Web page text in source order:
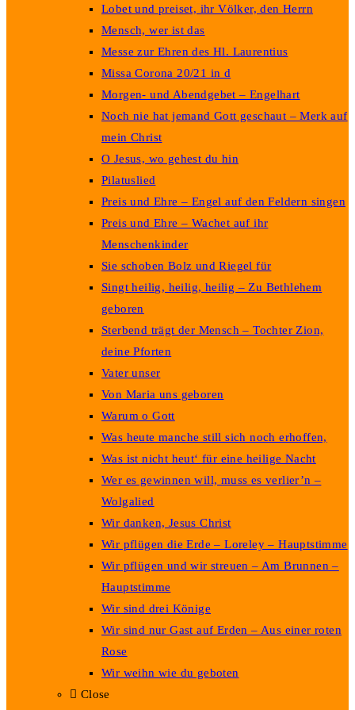
Lobet und preiset, ihr Völker, den Herrn
Mensch, wer ist das
Messe zur Ehren des Hl. Laurentius
Missa Corona 20/21 in d
Morgen- und Abendgebet – Engelhart
Noch nie hat jemand Gott geschaut – Merk auf
mein Christ
O Jesus, wo gehest du hin
Pilatuslied
Preis und Ehre – Engel auf den Feldern singen
Preis und Ehre – Wachet auf ihr
Menschenkinder
Sie schoben Bolz und Riegel für
Singt heilig, heilig, heilig – Zu Bethlehem
geboren
Sterbend trägt der Mensch – Tochter Zion,
deine Pforten
Vater unser
Von Maria uns geboren
Warum o Gott
Was heute manche still sich noch erhoffen,
Was ist nicht heut‘ für eine heilige Nacht
Wer es gewinnen will, muss es verlier’n –
Wolgalied
Wir danken, Jesus Christ
Wir pflügen die Erde – Loreley – Hauptstimme
Wir pflügen und wir streuen – Am Brunnen –
Hauptstimme
Wir sind drei Könige
Wir sind nur Gast auf Erden – Aus einer roten
Rose
Wir weihn wie du geboten
Close